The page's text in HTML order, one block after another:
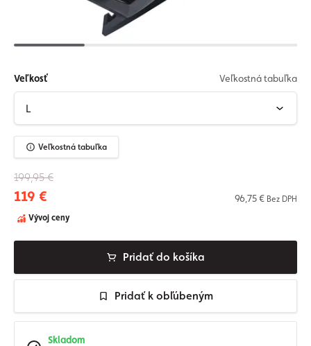
Veľkosť Veľkostná tabuľka
Veľkostná tabuľka
199,95 €
119 € 96,75 € Bez DPH
Vývoj ceny
Pridať do košíka
Pridať k obľúbeným
Skladom